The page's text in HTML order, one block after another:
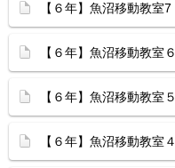
【６年】魚沼移動教室7
【６年】魚沼移動教室６
【６年】魚沼移動教室５
【６年】魚沼移動教室４